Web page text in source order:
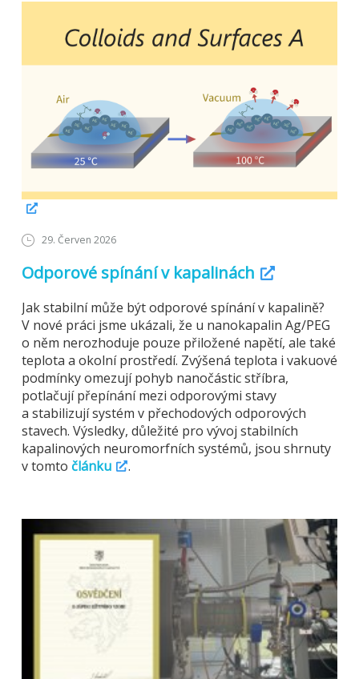
29. Červen 2026
Odporové spínání v kapalinách
Jak stabilní může být odporové spínání v kapalině?
V nové práci jsme ukázali, že u nanokapalin Ag/PEG
o něm nerozhoduje pouze přiložené napětí, ale také
teplota a okolní prostředí. Zvýšená teplota i vakuové
podmínky omezují pohyb nanočástic stříbra,
potlačují přepínání mezi odporovými stavy
a stabilizují systém v přechodových odporových
stavech. Výsledky, důležité pro vývoj stabilních
kapalinových neuromorfních systémů, jsou shrnuty
v tomto článku .